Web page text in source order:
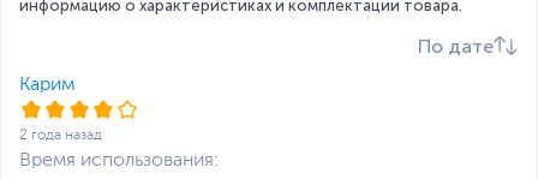
средой проще, чем когда-
и микрофон (1 штекер)
Форма штекера
Длина кабеля, м
Дополнительная информация
информацию о характеристиках и комплектации товара.
По дате
Карим
2 года назад
Время использования: